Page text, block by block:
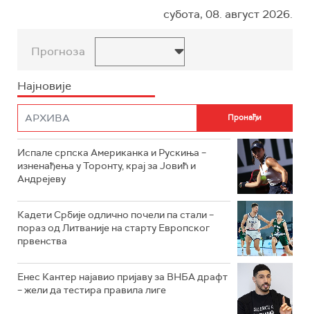
субота, 08. август 2026.
Прогноза
Најновије
Испале српска Американка и Рускиња –
изненађења у Торонту, крај за Јовић и
Андрејеву
Кадети Србије одлично почели па стали –
пораз од Литваније на старту Европског
првенства
Енес Кантер најавио пријаву за ВНБА драфт
– жели да тестира правила лиге